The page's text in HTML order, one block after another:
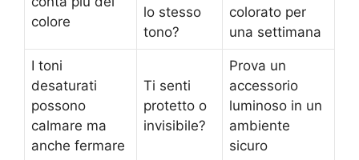
colore
lo stesso
tono?
colorato per
una settimana
I toni
desaturati
possono
calmare ma
anche fermare
Ti senti
protetto o
invisibile?
Prova un
accessorio
luminoso in un
ambiente
sicuro